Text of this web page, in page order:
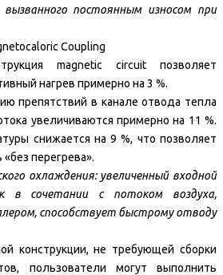
вызванного постоянным износом при
Coupling
magnetic circuit позволяет
нагрев примерно на 3 %.
препятствий в канале отвода тепла
увеличиваются примерно на 11 %.
снижается на 9 %, что позволяет
перегрева».
охлаждения: увеличенный входной
в сочетании с потоком воздуха,
способствует быстрому отводу
конструкции, не требующей сборки
пользователи могут выполнить